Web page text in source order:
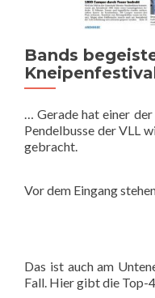
Bands
… Gerade hat einer
Pendelbusse der VLL
gebracht.
Vor dem Eingang
Das ist auch am
Fall. Hier gibt die Top-